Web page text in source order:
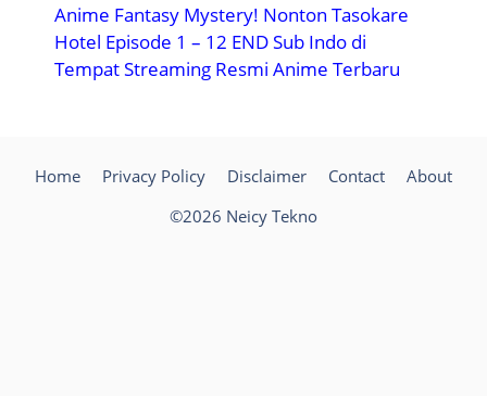
Anime Fantasy Mystery! Nonton Tasokare
Hotel Episode 1 – 12 END Sub Indo di
Tempat Streaming Resmi Anime Terbaru
Home Privacy Policy Disclaimer Contact
About
©2026 Neicy Tekno